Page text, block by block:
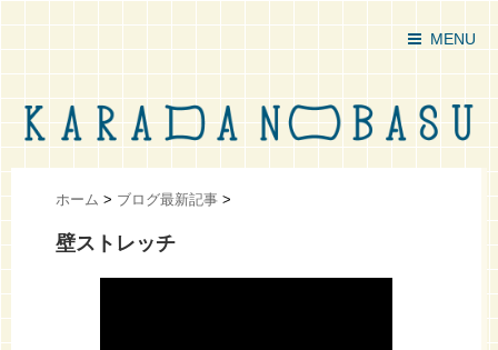
MENU
ホーム > ブログ最新記事 >
壁ストレッチ